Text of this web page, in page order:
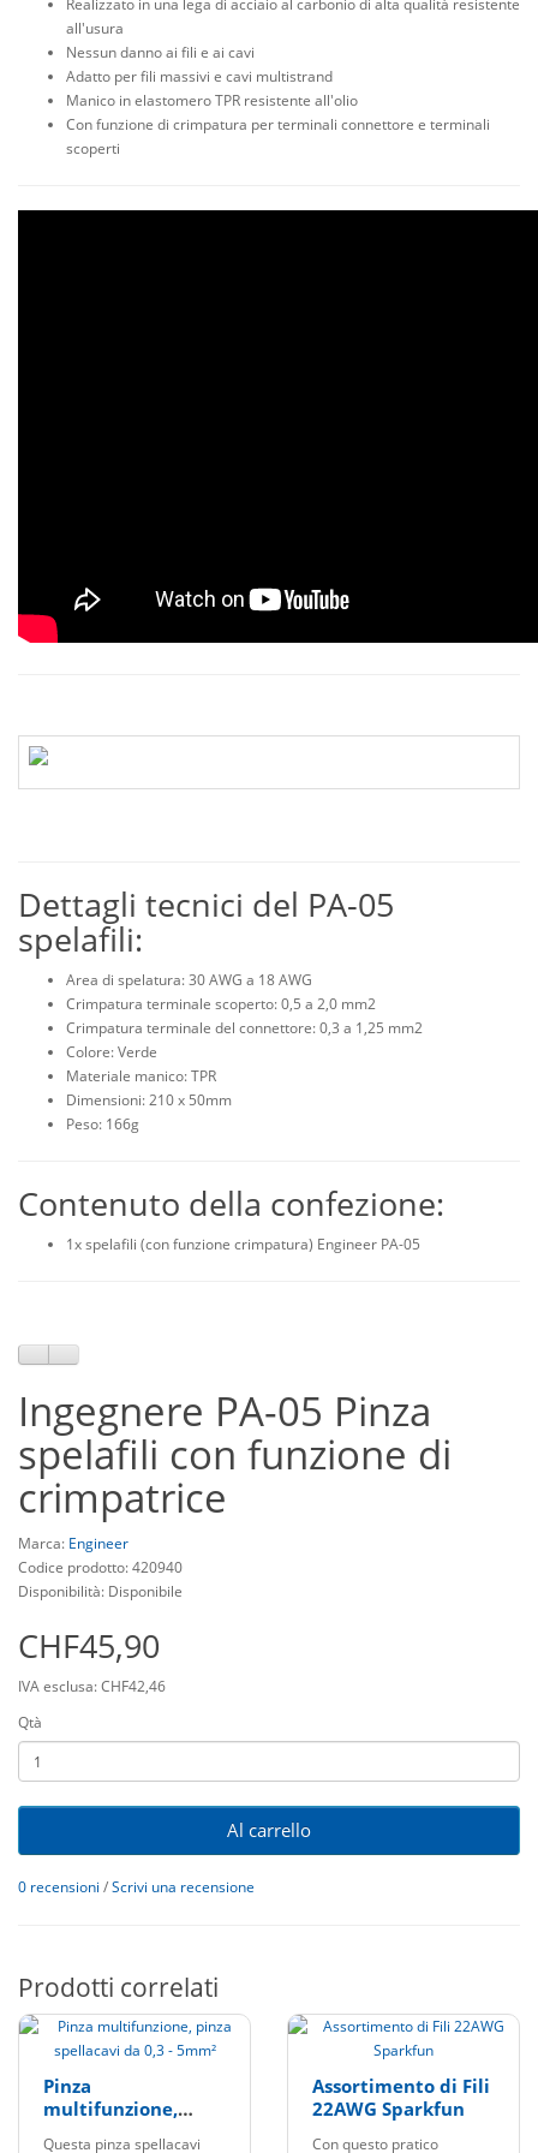
Realizzato in una lega di acciaio al carbonio di alta qualità resistente
all'usura
Nessun danno ai fili e ai cavi
Adatto per fili massivi e cavi multistrand
Manico in elastomero TPR resistente all'olio
Con funzione di crimpatura per terminali connettore e terminali
scoperti
Dettagli tecnici del PA-05
spelafili:
Area di spelatura: 30 AWG a 18 AWG
Crimpatura terminale scoperto: 0,5 a 2,0 mm2
Crimpatura terminale del connettore: 0,3 a 1,25 mm2
Colore: Verde
Materiale manico: TPR
Dimensioni: 210 x 50mm
Peso: 166g
Contenuto della confezione:
1x spelafili (con funzione crimpatura) Engineer PA-05
Ingegnere PA-05 Pinza
spelafili con funzione di
crimpatrice
Marca: Engineer
Codice prodotto: 420940
Disponibilità: Disponibile
CHF45,90
IVA esclusa: CHF42,46
Qtà
Al carrello
0 recensioni /Scrivi una recensione
Prodotti correlati
Pinza
multifunzione,
Questa pinza spellacavi
Assortimento di Fili
22AWG Sparkfun
Con questo pratico